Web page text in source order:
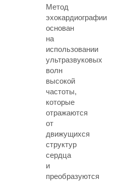
Метод
эхокардиографии
основан
на
использовании
ультразвуковых
волн
высокой
частоты,
которые
отражаются
от
движущихся
структур
сердца
и
преобразуются